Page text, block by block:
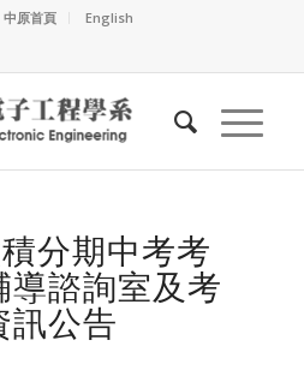
中原首頁 English
分期中考考
諮詢室及考
訊公告